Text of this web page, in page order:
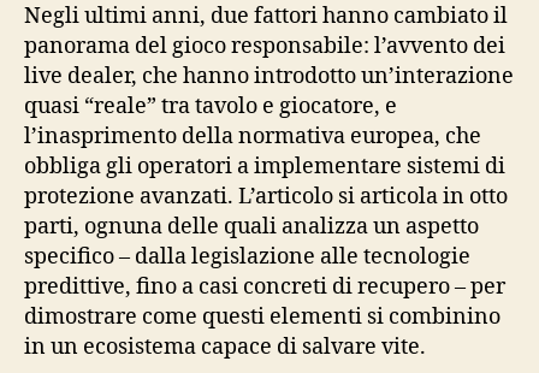
Negli ultimi anni, due fattori hanno cambiato il
panorama del gioco responsabile: l’avvento dei
live dealer, che hanno introdotto un’interazione
quasi “reale” tra tavolo e giocatore, e
l’inasprimento della normativa europea, che
obbliga gli operatori a implementare sistemi di
protezione avanzati. L’articolo si articola in otto
parti, ognuna delle quali analizza un aspetto
specifico – dalla legislazione alle tecnologie
predittive, fino a casi concreti di recupero – per
dimostrare come questi elementi si combinino
in un ecosistema capace di salvare vite.